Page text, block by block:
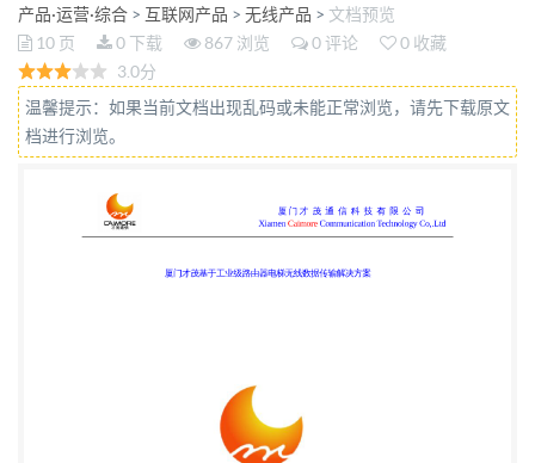
科技有限公司 厦门市软件园二期望海路37号楼2层 电
话：0592-5902656 传真：0592-5975885 邮政编码：
361009 网址：www.caimore.com
Email:caimore@caimore.com  版权所有 2003-2016 -
---才茂通信 通畅天下 ---- 方案声明 地址:厦门市软件
园二期望海路 37 号 2 楼 1 电话/TEL: +86-592-
5902655 http://www.caimore.com
EMAIL:caimore@caimore.com 传真/FAX: +86-592-
版权声明： 本方案包含的所有内容均受版权法的保
护，未经厦门才茂通信科技有限公司的书 面授权，任
何组织和个人不得以任何形式或手段对整个方案和部
产品·运营·综合 > 互联网产品 > 无线产品 > 文档预览
10 页
0 下载 867 浏览 0 评论
0 收藏
3.0分
温馨提示：如果当前文档出现乱码或未能正常浏览，请先下载原文
档进行浏览。